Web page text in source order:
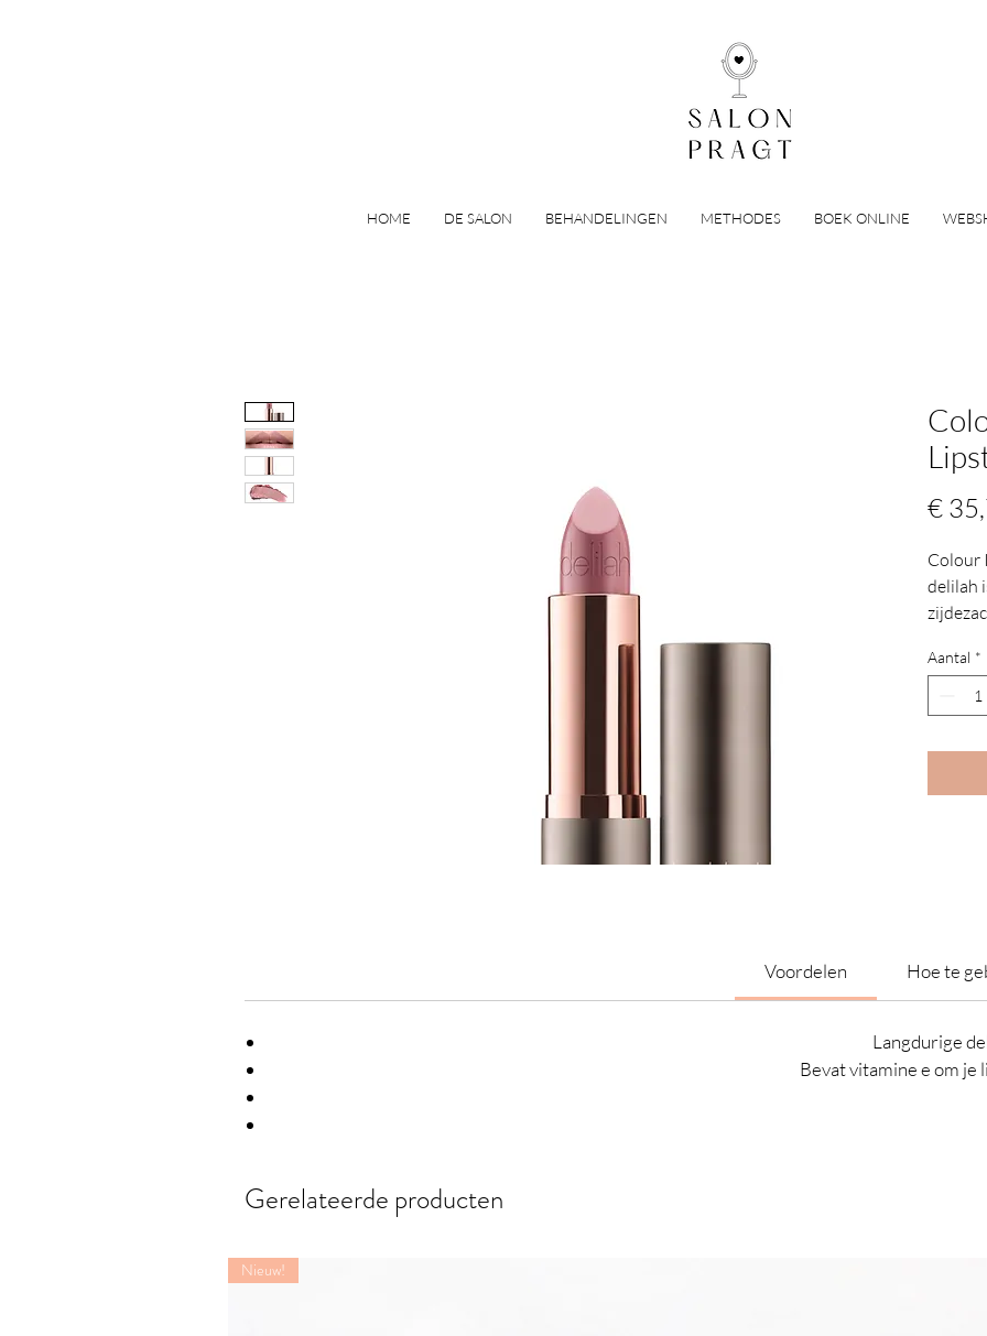
HOME DE SALON BEHANDELINGEN METHODES BOEK ONLINE
€
Colour
delilah
en
je
en
Aantal *
Voordelen Hoe te
Langdurige
Bevat vitamine e om je
Gerelateerde producten
Nieuw!